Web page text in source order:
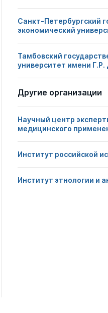
Санкт-Петербургский
экономический
Тамбовский
университет имени
Другие организации
Научный центр
медицинского
Институт российской
Институт этнологии и